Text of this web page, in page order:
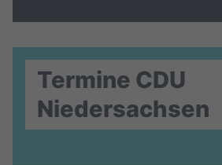
Termine CDU
Niedersachsen